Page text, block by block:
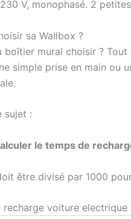
V, monophasé. 2
sa Wallbox ?
boîtier mural choisir ?
simple prise en main ou
sujet :
le temps de
être divisé par 1000
recharge voiture electrique